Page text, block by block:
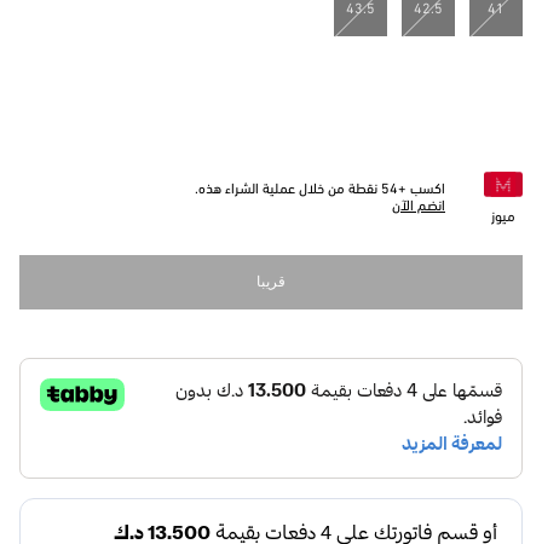
41
42.5
43.5
ميوز
اكسب +54 نقطة من خلال عملية الشراء هذه.
انضم الآن
قريبا